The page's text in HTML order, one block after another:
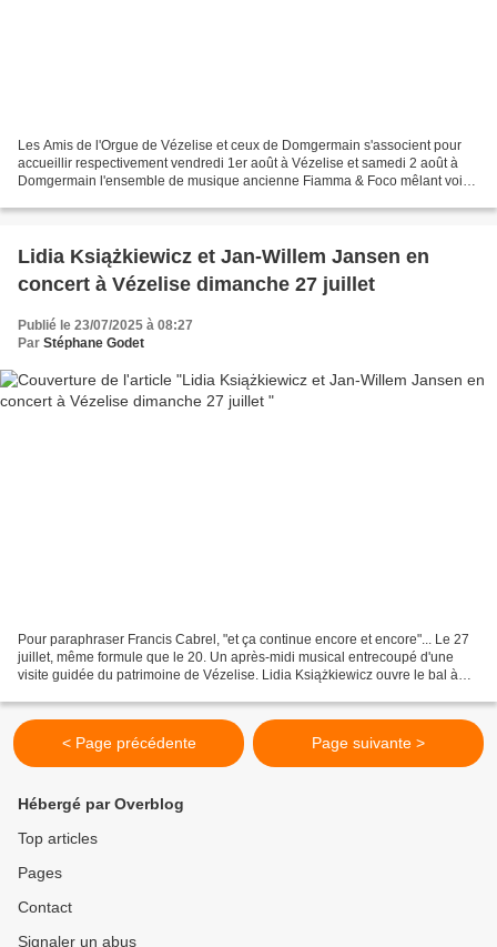
Les Amis de l'Orgue de Vézelise et ceux de Domgermain s'associent pour
accueillir respectivement vendredi 1er août à Vézelise et samedi 2 août à
Domgermain l'ensemble de musique ancienne Fiamma & Foco mêlant voix,
Lidia Książkiewicz et Jan-Willem Jansen en
concert à Vézelise dimanche 27 juillet
Publié le 23/07/2025 à 08:27
Par Stéphane Godet
Pour paraphraser Francis Cabrel, "et ça continue encore et encore"... Le 27
juillet, même formule que le 20. Un après-midi musical entrecoupé d'une
visite guidée du patrimoine de Vézelise. Lidia Książkiewicz ouvre le bal à
< Page précédente Page suivante >
Hébergé par Overblog
Top articles
Pages
Contact
Signaler un abus